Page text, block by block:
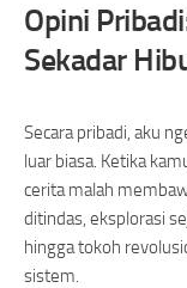
Opini
Sekadar
Secara pribadi, aku
luar biasa. Ketika
cerita malah
ditindas, eksplorasi
hingga tokoh
sistem.